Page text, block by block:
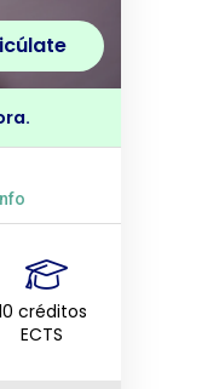
créditos
ECTS